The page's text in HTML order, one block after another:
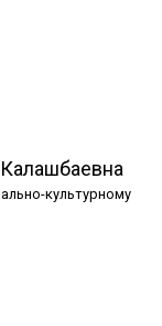
Калашбаевна
культурному